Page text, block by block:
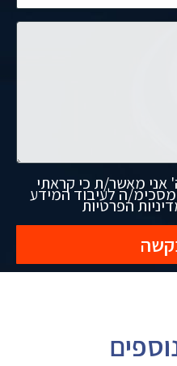
מאשר/ת כי קראתי
מסכימ/ה לעיבוד המידע
הפרטיות